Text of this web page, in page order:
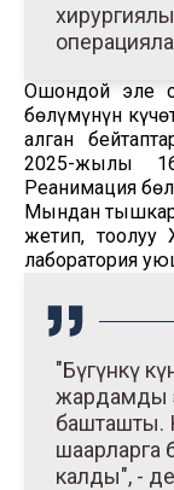
Ошондой эле
бөлүмүнүн
алган
2025-жылы
Реанимация
Мындан
жетип, тоолуу
лаборатория
"Бүгүнкү
жардамды
башташты.
шаарларга
калды", -